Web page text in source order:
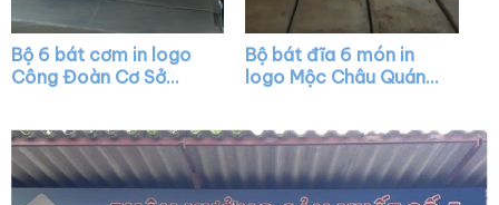
Bộ 6 bát cơm in logo
Công Đoàn Cơ Sở
Bộ bát đĩa 6 món in
logo Mộc Châu Quán